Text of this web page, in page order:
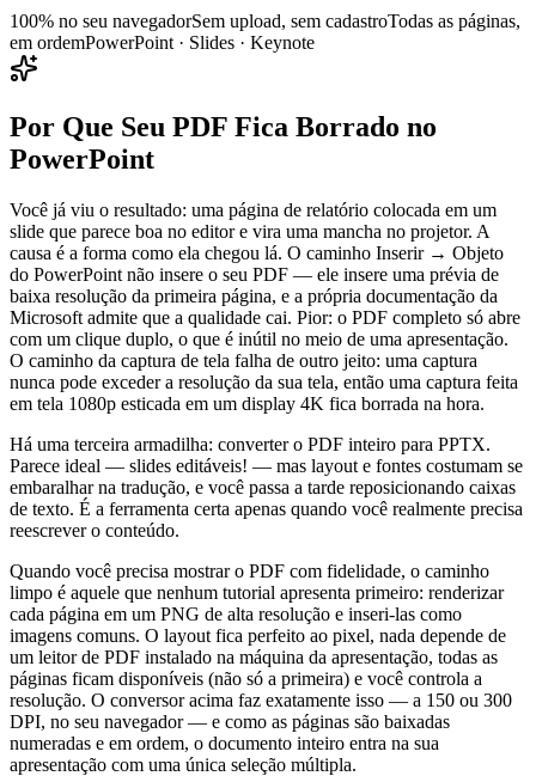
100% no seu navegadorSem upload, sem cadastroTodas as páginas,
em ordemPowerPoint · Slides · Keynote
Por Que Seu PDF Fica Borrado no
PowerPoint
Você já viu o resultado: uma página de relatório colocada em um
slide que parece boa no editor e vira uma mancha no projetor. A
causa é a forma como ela chegou lá. O caminho Inserir → Objeto
do PowerPoint não insere o seu PDF — ele insere uma prévia de
baixa resolução da primeira página, e a própria documentação da
Microsoft admite que a qualidade cai. Pior: o PDF completo só abre
com um clique duplo, o que é inútil no meio de uma apresentação.
O caminho da captura de tela falha de outro jeito: uma captura
nunca pode exceder a resolução da sua tela, então uma captura feita
em tela 1080p esticada em um display 4K fica borrada na hora.
Há uma terceira armadilha: converter o PDF inteiro para PPTX.
Parece ideal — slides editáveis! — mas layout e fontes costumam se
embaralhar na tradução, e você passa a tarde reposicionando caixas
de texto. É a ferramenta certa apenas quando você realmente precisa
reescrever o conteúdo.
Quando você precisa mostrar o PDF com fidelidade, o caminho
limpo é aquele que nenhum tutorial apresenta primeiro: renderizar
cada página em um PNG de alta resolução e inseri-las como
imagens comuns. O layout fica perfeito ao pixel, nada depende de
um leitor de PDF instalado na máquina da apresentação, todas as
páginas ficam disponíveis (não só a primeira) e você controla a
resolução. O conversor acima faz exatamente isso — a 150 ou 300
DPI, no seu navegador — e como as páginas são baixadas
numeradas e em ordem, o documento inteiro entra na sua
apresentação com uma única seleção múltipla.